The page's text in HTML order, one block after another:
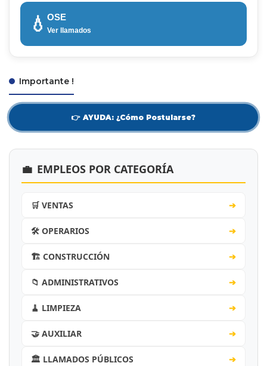
💧 OSE
Ver llamados
Importante !
👉 AYUDA: ¿Cómo Postularse?
💼 EMPLEOS POR CATEGORÍA
🛒 VENTAS ➔
🛠️ OPERARIOS ➔
🏗️ CONSTRUCCIÓN ➔
📁 ADMINISTRATIVOS ➔
🧹 LIMPIEZA ➔
🤝 AUXILIAR ➔
🏛️ LLAMADOS PÚBLICOS ➔